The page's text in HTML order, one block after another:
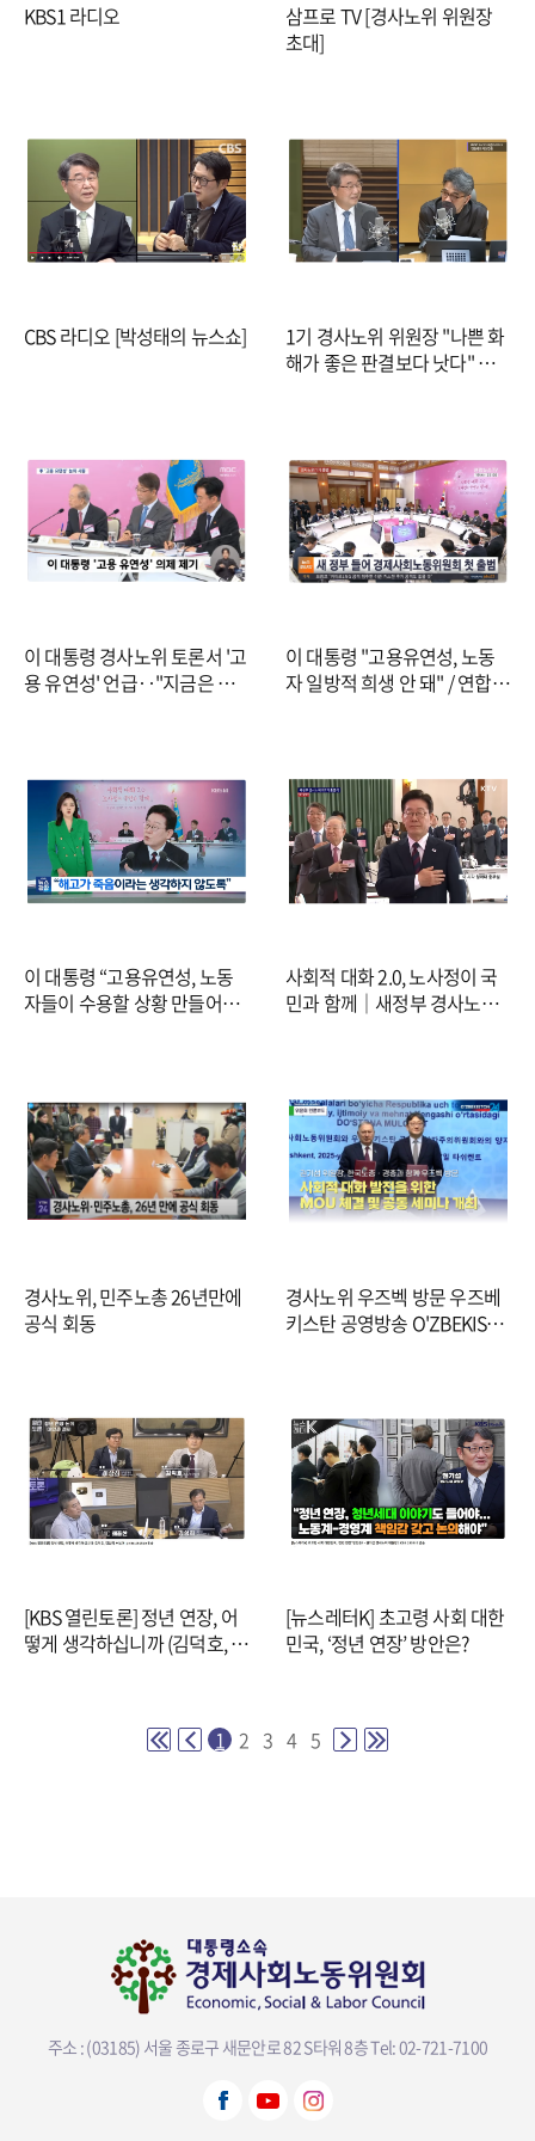
KBS1 라디오
삼프로 TV [경사노위 위원장
초대]
CBS 라디오 [박성태의 뉴스쇼]
1기 경사노위 위원장 "나쁜 화
해가 좋은 판결보다 낫다" 새
이 대통령 경사노위 토론서 '고
용 유연성' 언급‥"지금은 경
이 대통령 "고용유연성, 노동
자 일방적 희생 안 돼" / 연합뉴
이 대통령 “고용유연성, 노동
자들이 수용할 상황 만들어
사회적 대화 2.0, 노사정이 국
민과 함께｜새정부 경사노위
경사노위, 민주노총 26년만에
공식 회동
경사노위 우즈벡 방문 우즈베
키스탄 공영방송 O'ZBEKISTO
[KBS 열린토론] 정년 연장, 어
떻게 생각하십니까 (김덕호, 김
[뉴스레터K] 초고령 사회 대한
민국, ‘정년 연장’ 방안은?
1 2 3 4 5
주소 : (03185) 서울 종로구 새문안로 82 S타워 8층Tel: 02-721-7100
뷰어다운로드 선택